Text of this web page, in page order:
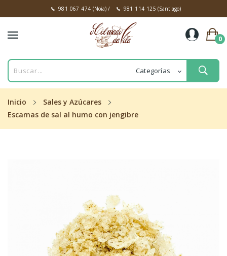
981 067 474 (Noia)/ 981 114 125 (Santiago)
0
Inicio
Sales y Azúcares
Escamas de sal al humo con jengibre